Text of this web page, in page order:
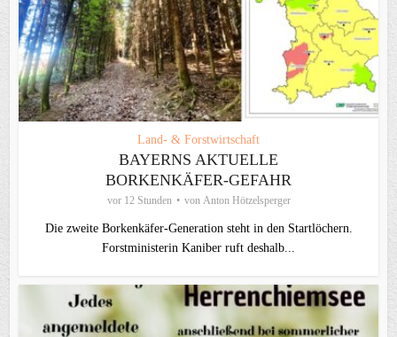
Land- & Forstwirtschaft
BAYERNS AKTUELLE
BORKENKÄFER-GEFAHR
vor 12 Stunden von Anton Hötzelsperger
Die zweite Borkenkäfer-Generation steht in den Startlöchern.
Forstministerin Kaniber ruft deshalb...